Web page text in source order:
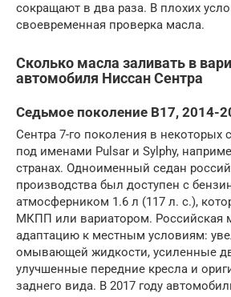
сокращают в два раза. В плохих
своевременная проверка масла.
Сколько масла заливать в
автомобиля Ниссан Сентра
Седьмое поколение В17, 2014-
Сентра 7-го поколения в некоторых
под именами Pulsar и Sylphy,
странах. Одноименный седан
производства был доступен с
атмосферником 1.6 л (117 л. с.),
МКПП или вариатором. Российская
адаптацию к местным условиям:
омывающей жидкости, усиленные
улучшенные передние кресла и
заднего вида. В 2017 году